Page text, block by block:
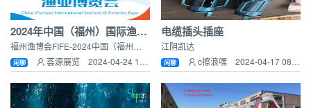
2024年中国（福州）国际渔业博览会
福州渔博会FIFE-2024中国（福州）国际渔业博览会
闲聊 荟源展览 2024-04-24 14:41:21
电缆插头插座
江阴凯达
闲聊 c擦浪嘿 2024-04-17 08:04:52